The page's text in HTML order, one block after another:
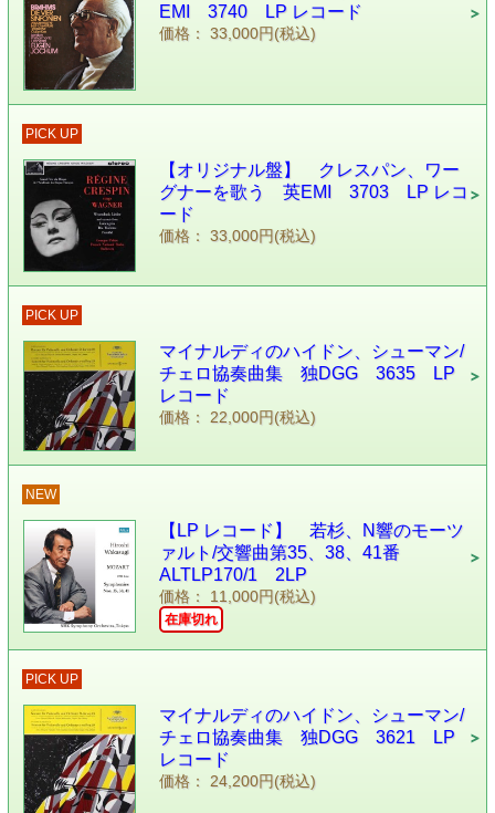
EMI 3740 LP レコード
価格： 33,000円(税込)
PICK UP
【オリジナル盤】 クレスパン、ワー
グナーを歌う 英EMI 3703 LP レコ
ード
価格： 33,000円(税込)
PICK UP
マイナルディのハイドン、シューマン/
チェロ協奏曲集 独DGG 3635 LP
レコード
価格： 22,000円(税込)
NEW
【LP レコード】 若杉、N響のモーツ
ァルト/交響曲第35、38、41番
ALTLP170/1 2LP
価格： 11,000円(税込)
在庫切れ
PICK UP
マイナルディのハイドン、シューマン/
チェロ協奏曲集 独DGG 3621 LP
レコード
価格： 24,200円(税込)